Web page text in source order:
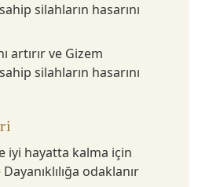
silahların hasarını
artırır ve Gizem
silahların hasarını
iyi hayatta kalma için
odaklanır